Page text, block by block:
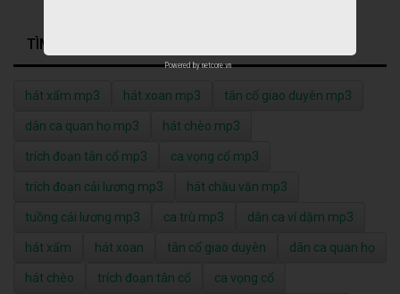
TÌM KIẾM NHIỀU NHẤT
hát xẩm mp3 hát xoan mp3 tân cổ giao duyên mp3
dân ca quan họ mp3 hát chèo mp3
trích đoạn tân cổ mp3 ca vọng cổ mp3
trích đoạn cải lương mp3 hát chầu văn mp3
tuồng cải lương mp3 ca trù mp3 dân ca ví dặm mp3
hát xẩm hát xoan tân cổ giao duyên dân ca quan họ
hát chèo trích đoạn tân cổ ca vọng cổ
Powered bynetcore.vn